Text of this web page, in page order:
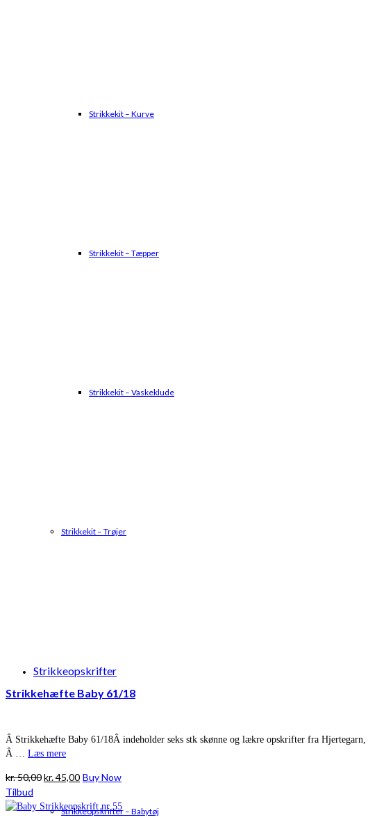
Strikkekit – Kurve
Strikkekit – Tæpper
Strikkekit – Vaskeklude
Strikkekit – Trøjer
Strikkeopskrifter
Strikkeopskrifter – Babytøj
Strikkehæfte Baby 61/18
Â Strikkehæfte Baby 61/18Â indeholder seks stk skønne og lækre opskrifter fra
Â … Læs mere
kr.50,00Den
pris
kr.45,00Den
pris
er:
Buy Now
Tilbud